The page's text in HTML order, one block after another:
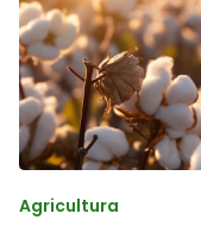
Agricultura